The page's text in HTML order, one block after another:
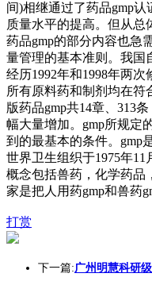
间)相继通过了药品gmp
质量水平的提高。但从总
药品gmp的部分内容也急
量管理的基本准则。我国
经历1992年和1998年两次
所有原料药和制剂均在符
版药品gmp共14章、313
幅大量增加。gmp所规定
到的最基本的条件。gmp
世界卫生组织于1975年
概念包括兽药，化学药品
家是把人用药gmp和兽药
打赏
下一篇:广州明慧科研